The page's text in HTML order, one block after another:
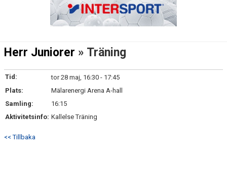
Herr Juniorer » Träning
Tid:
tor 28 maj, 16:30 - 17:45
Plats:
Mälarenergi Arena A-hall
Samling:
16:15
Aktivitetsinfo: Kallelse Träning
<< Tillbaka